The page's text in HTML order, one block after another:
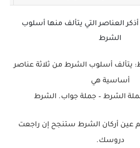
العناصر التي يتألف منها أسلوب
الشرط
يتألف أسلوب الشرط من ثلاثة عناصر
أساسية هي
الشرط – جملة جواب. الشرط
عين أركان الشرط ستنجح إن راجعت
دروسك.